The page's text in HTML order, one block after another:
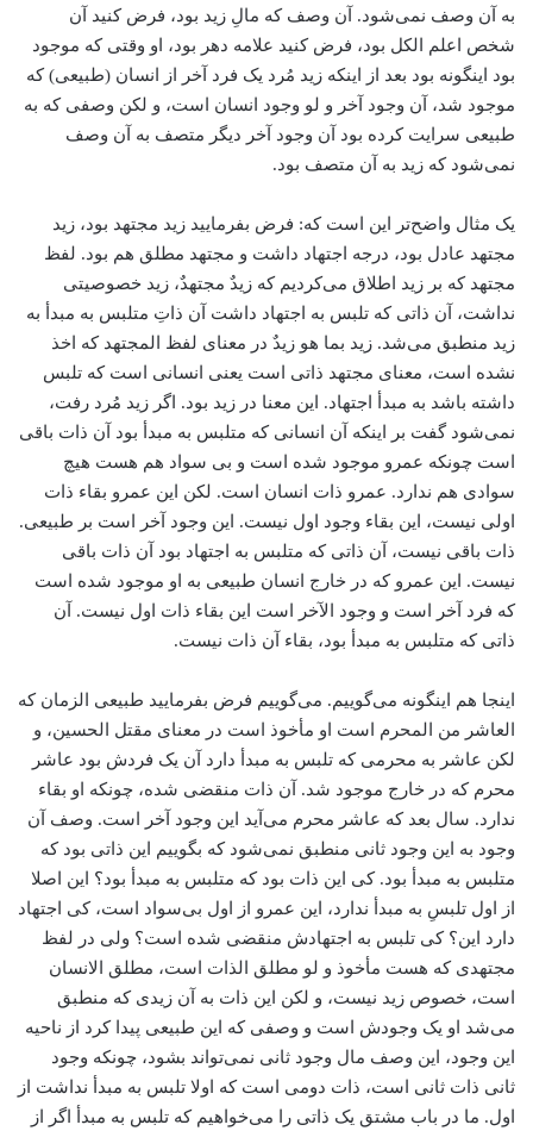
به آن وصف نمی‌شود. آن وصف که مالِ زید بود، فرض کنید آن
شخص اعلم الکل بود، فرض کنید علامه دهر بود، او وقتی که موجود
بود اینگونه بود بعد از اینکه زید مُرد یک فرد آخر از انسان (طبیعی) که
موجود شد، آن وجود آخر و لو وجود انسان است، و لکن وصفی که به
طبیعی سرایت کرده بود آن وجود آخر دیگر متصف به آن وصف
نمی‌شود که زید به آن متصف بود.
یک مثال واضح‌تر این است که: فرض بفرمایید زید مجتهد بود، زید
مجتهد عادل بود، درجه اجتهاد داشت و مجتهد مطلق هم بود. لفظ
مجتهد که بر زید اطلاق می‌کردیم که زیدٌ مجتهدٌ، زید خصوصیتی
نداشت، آن ذاتی که تلبس به اجتهاد داشت آن ذاتِ متلبس به مبدأ‌ به
زید منطبق می‌شد. زید بما هو زیدٌ در معنای لفظ المجتهد که اخذ
نشده است، معنای مجتهد ذاتی است یعنی انسانی است که تلبس
داشته باشد به مبدأ اجتهاد. این معنا در زید بود. اگر زید مُرد رفت،
نمی‌شود گفت بر اینکه آن انسانی که متلبس به مبدأ بود آن ذات باقی
است چونکه عمرو موجود شده است و بی سواد هم هست هیچ
سوادی هم ندارد. عمرو ذات انسان است. لکن این عمرو بقاء ذات
اولی نیست، این بقاء وجود اول نیست. این وجود آخر است بر طبیعی.
ذات باقی نیست، آن ذاتی که متلبس به اجتهاد بود آن ذات باقی
نیست. این عمرو که در خارج انسان طبیعی به او موجود شده است
که فرد آخر است و وجود الآخر است این بقاء ذات اول نیست. آن
ذاتی که متلبس به مبدأ بود، بقاء آن ذات نیست.
اینجا هم اینگونه می‌گوییم. می‌گوییم فرض بفرمایید طبیعی الزمان ‌که
العاشر من المحرم است او مأخوذ است در معنای مقتل الحسین، و
لکن عاشر به محرمی که تلبس به مبدأ دارد آن یک فردش بود عاشر
محرم که در خارج موجود شد. آن ذات منقضی شده، چونکه او بقاء
ندارد. سال بعد که عاشر محرم می‌آید این وجود آخر است. وصف آن
وجود به این وجود ثانی منطبق نمی‌شود که بگوییم این ذاتی بود که
متلبس به مبدأ‌ بود. کی این ذات بود که متلبس به مبدأ بود؟ این اصلا
از اول تلبسِ به مبدأ ندارد، این عمرو از اول بی‌سواد است، کی اجتهاد
دارد این؟ کی تلبس به اجتهادش منقضی شده است؟ ولی در لفظ
مجتهدی که هست مأخوذ و لو مطلق الذات است، مطلق الانسان
است، خصوص زید نیست، و لکن این ذات به آن زیدی که منطبق
می‌شد او یک وجودش است و وصفی که این طبیعی پیدا کرد از ناحیه
این وجود، این وصف مال وجود ثانی نمی‌تواند بشود، چونکه وجود
ثانی ذات ثانی است، ذات دومی است که اولا تلبس به مبدأ نداشت از
اول. ما در باب مشتق یک ذاتی را می‌خواهیم که تلبس به مبدأ اگر از